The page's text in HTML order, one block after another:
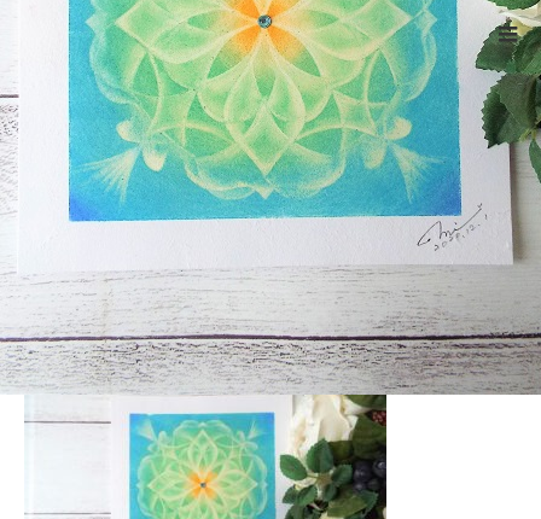
ホーム 3834
Warning: ltrim() expects parameter 1 to be string, object given
/home/xs524725/reiki-kumamoto.com/public_html/wp-
includes/formatting.phpon line4343
2022.08.14